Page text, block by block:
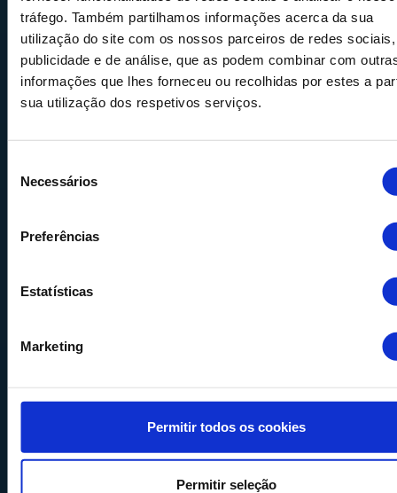
tráfego. Também partilhamos informações acerca da sua
utilização do site com os nossos parceiros de redes
publicidade e de análise, que as podem combinar com
informações que lhes forneceu ou recolhidas por estes a
sua utilização dos respetivos serviços.
Necessários
Preferências
Estatísticas
Marketing
Permitir todos os cookies
Permitir seleção
Calle Alemania, 32
08520 Les Franqueses del Valles
Barcelona- España
Barcelona - España